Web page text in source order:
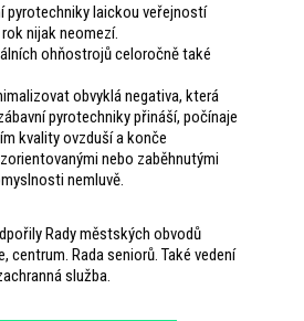
pyrotechniky laickou veřejností
nijak neomezí.
ohňostrojů celoročně také
obvyklá negativa, která
pyrotechniky přináší, počínaje
kvality ovzduší a konče
nebo zaběhnutými
nemluvě.
Rady městských obvodů
centrum. Rada seniorů. Také vedení
služba.